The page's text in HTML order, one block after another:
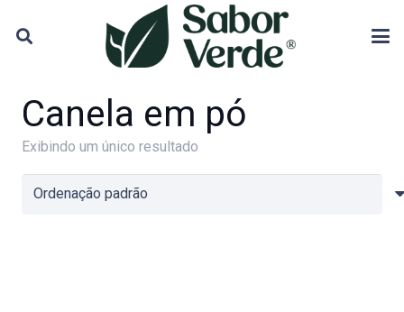
Canela em pó
Exibindo um único resultado